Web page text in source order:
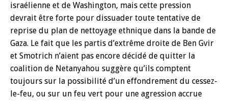
israélienne et de Washington, mais cette pression
devrait être forte pour dissuader toute tentative de
reprise du plan de nettoyage ethnique dans la bande de
Gaza. Le fait que les partis d’extrême droite de Ben Gvir
et Smotrich n’aient pas encore décidé de quitter la
coalition de Netanyahou suggère qu’ils comptent
toujours sur la possibilité d’un effondrement du cessez-
le-feu, ou sur un feu vert pour une agression accrue